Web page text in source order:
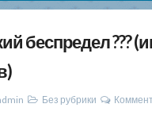
беспредел ???
Без рубрики